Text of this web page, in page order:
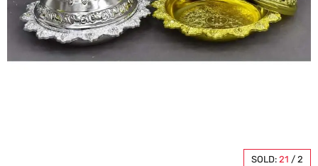
SOLD: 21 / 2